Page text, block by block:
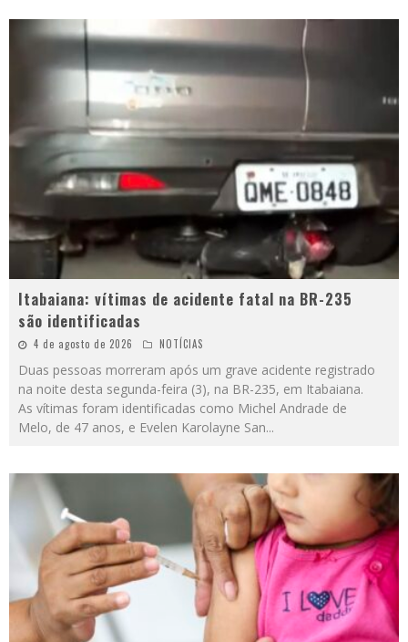
Itabaiana: vítimas de acidente fatal na BR-235
são identificadas
4 de agosto de 2026 NOTÍCIAS
Duas pessoas morreram após um grave acidente registrado
na noite desta segunda-feira (3), na BR-235, em Itabaiana.
As vítimas foram identificadas como Michel Andrade de
Melo, de 47 anos, e Evelen Karolayne San...